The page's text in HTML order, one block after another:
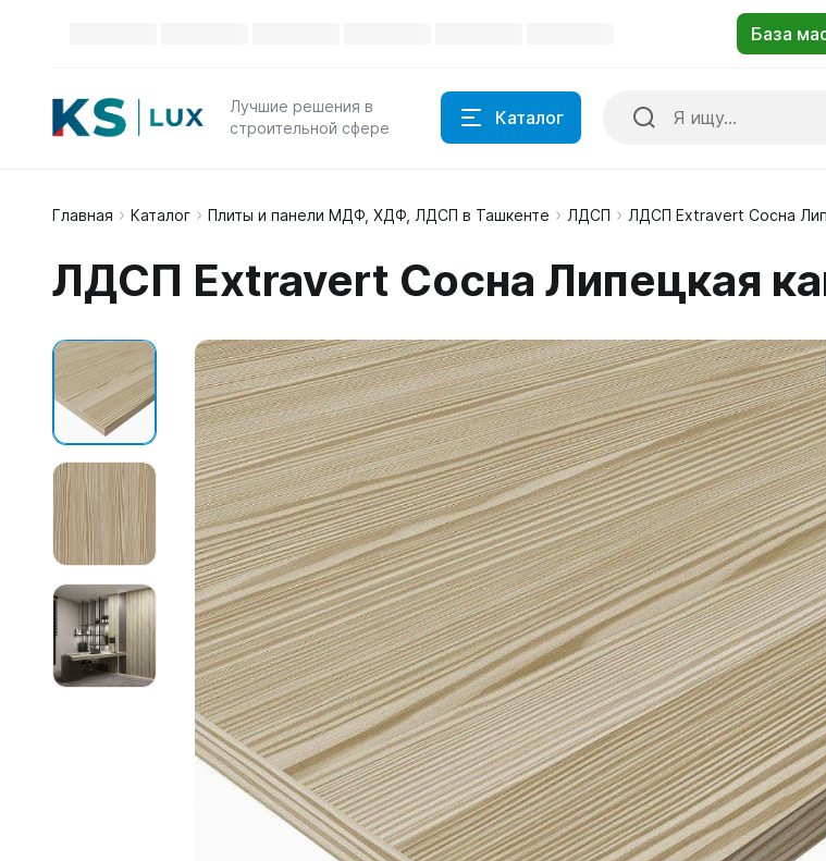
Лучшие решения в
строительной сфере
Каталог
Главная Каталог Плиты и панели МДФ, ХДФ, ЛДСП в Ташкенте ЛДСП ЛДСП Extravert Сосна
ЛДСП Extravert Сосна Липецкая